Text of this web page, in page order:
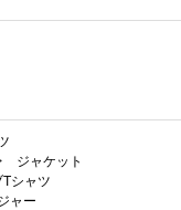
ジャケット
シャツ
ャー